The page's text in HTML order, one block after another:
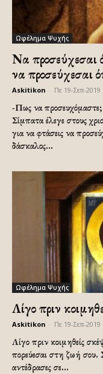
Ωφέλημα Ψυχής
Να προσεύχεσαι
να προσεύχεσαι
Askitikon Πε 19-Σεπ-2019
-Πως να
Σίμπατα έλεγε στους
για να φτάσεις να
δάσκαλος...
Ωφέλημα Ψυχής
Λίγο πριν
Askitikon Πε 19-Σεπ-2019
Λίγο πριν κοιμηθείς
πορεύεσαι στη ζωή
αντέδρασες σε...